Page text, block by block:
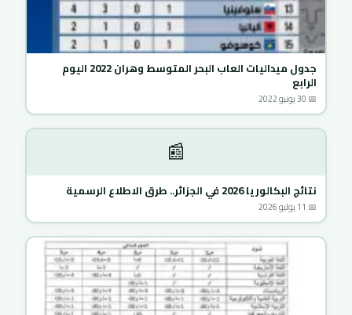
جدول ميداليات العاب البحر المتوسط وهران 2022 اليوم
الرابع
📅 30 يونيو 2022
📰
نتائج البكالوريا 2026 في الجزائر.. طرق الاطلاع الرسمية
📅 11 يوليو 2026